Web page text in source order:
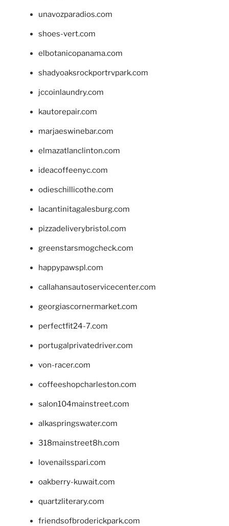
unavozparadios.com
shoes-vert.com
elbotanicopanama.com
shadyoaksrockportrvpark.com
jccoinlaundry.com
kautorepair.com
marjaeswinebar.com
elmazatlanclinton.com
ideacoffeenyc.com
odieschillicothe.com
lacantinitagalesburg.com
pizzadeliverybristol.com
greenstarsmogcheck.com
happypawspl.com
callahansautoservicecenter.com
georgiascornermarket.com
perfectfit24-7.com
portugalprivatedriver.com
von-racer.com
coffeeshopcharleston.com
salon104mainstreet.com
alkaspringswater.com
318mainstreet8h.com
lovenailsspari.com
oakberry-kuwait.com
quartzliterary.com
friendsofbroderickpark.com